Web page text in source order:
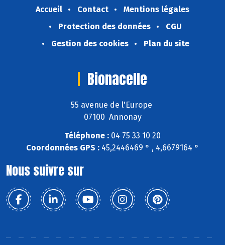
Accueil Contact
Mentions légales
Protection des données
CGU
Gestion des cookies
Plan du site
Bionacelle
55 avenue de l'Europe
07100 Annonay
Téléphone : 04 75 33 10 20
Coordonnées GPS : 45,2446469 ° , 4,6679164 °
Nous suivre sur